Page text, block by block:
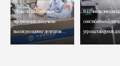
Меры по таможенному
оформлению получили
высокую оценку делегатов
встречи АТЭС
В Шэньчжэне
с нестабильной
угрозы тайфунов